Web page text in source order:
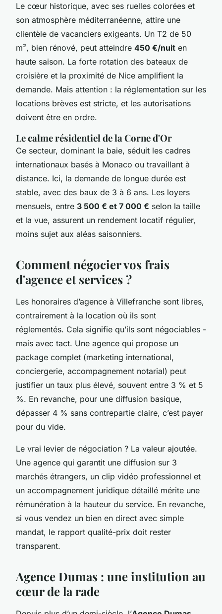
Le cœur historique, avec ses ruelles colorées et
son atmosphère méditerranéenne, attire une
clientèle de vacanciers exigeants. Un T2 de 50
m², bien rénové, peut atteindre 450 €/nuit en
haute saison. La forte rotation des bateaux de
croisière et la proximité de Nice amplifient la
demande. Mais attention : la réglementation sur les
locations brèves est stricte, et les autorisations
doivent être en ordre.
Le calme résidentiel de la Corne d'Or
Ce secteur, dominant la baie, séduit les cadres
internationaux basés à Monaco ou travaillant à
distance. Ici, la demande de longue durée est
stable, avec des baux de 3 à 6 ans. Les loyers
mensuels, entre 3 500 € et 7 000 € selon la taille
et la vue, assurent un rendement locatif régulier,
moins sujet aux aléas saisonniers.
Comment négocier vos frais
d'agence et services ?
Les honoraires d’agence à Villefranche sont libres,
contrairement à la location où ils sont
réglementés. Cela signifie qu’ils sont négociables -
mais avec tact. Une agence qui propose un
package complet (marketing international,
conciergerie, accompagnement notarial) peut
justifier un taux plus élevé, souvent entre 3 % et 5
%. En revanche, pour une diffusion basique,
dépasser 4 % sans contrepartie claire, c’est payer
pour du vide.
Le vrai levier de négociation ? La valeur ajoutée.
Une agence qui garantit une diffusion sur 3
marchés étrangers, un clip vidéo professionnel et
un accompagnement juridique détaillé mérite une
rémunération à la hauteur du service. En revanche,
si vous vendez un bien en direct avec simple
mandat, le rapport qualité-prix doit rester
transparent.
Agence Dumas : une institution au
cœur de la rade